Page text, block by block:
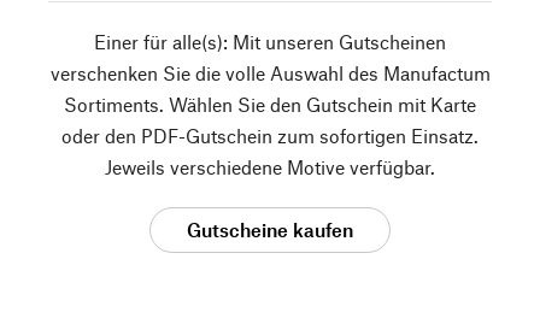
Einer für alle(s): Mit unseren Gutscheinen
verschenken Sie die volle Auswahl des Manufactum
Sortiments. Wählen Sie den Gutschein mit Karte
oder den PDF-Gutschein zum sofortigen Einsatz.
Jeweils verschiedene Motive verfügbar.
Gutscheine kaufen